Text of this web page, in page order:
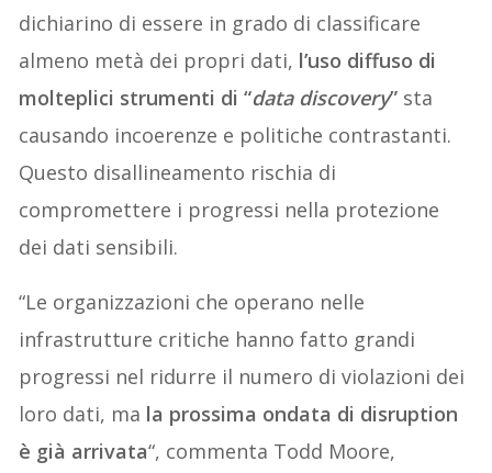
dichiarino di essere in grado di classificare
almeno metà dei propri dati, l’uso diffuso di
molteplici strumenti di “data discovery” sta
causando incoerenze e politiche contrastanti.
Questo disallineamento rischia di
compromettere i progressi nella protezione
dei dati sensibili.
“Le organizzazioni che operano nelle
infrastrutture critiche hanno fatto grandi
progressi nel ridurre il numero di violazioni dei
loro dati, ma la prossima ondata di disruption
è già arrivata“, commenta Todd Moore,